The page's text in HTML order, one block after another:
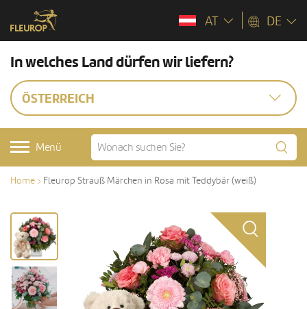
AT DE
In welches Land dürfen wir liefern?
ÖSTERREICH
Menü
Home Fleurop Strauß Märchen in Rosa mit Teddybär (weiß)